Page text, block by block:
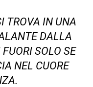
TROVA IN UNA
DALLA
SOLO SE
NEL CUORE